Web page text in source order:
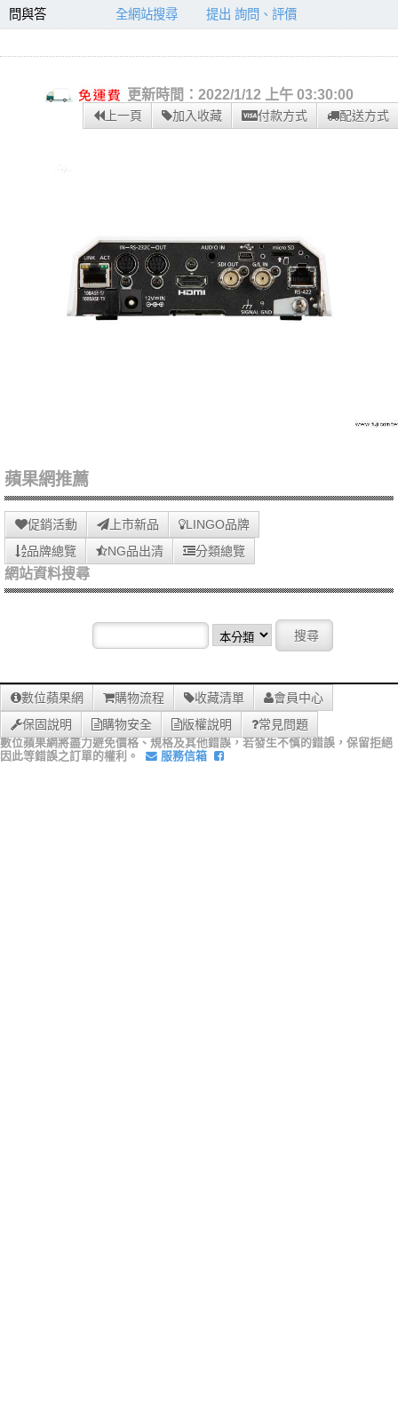
問與答 全網站搜尋 提出 詢問、評價
更新時間：2022/1/12 上午 03:30:00
上一頁 加入收藏 付款方式 配送方式
蘋果網推薦
促銷活動 上市新品
LINGO品牌
品牌總覽
NG品出清 分類總覽
網站資料搜尋
數位蘋果網 購物流程 收藏清單
會員中心
保固說明
購物安全 版權說明 常見問題
數位蘋果網將盡力避免價格、規格及其他錯誤，若發生不慎的錯誤，保留拒絕
因此等錯誤之訂單的權利。
服務信箱